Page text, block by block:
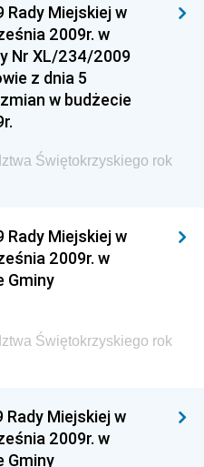
Przemysłu
Rolnictwa i
Cyfryzacji
Infrastruktury i
Gospodarki Morskiej i
Energii
Sprawiedliwości
Rozwoju i Finansów
Rady Miejskiej w
2009r. w
Nr XL/234/2009
z dnia 5
w budżecie
Świętokrzyskiego rok
Rady Miejskiej w
2009r. w
Gminy
Świętokrzyskiego rok
Rady Miejskiej w
2009r. w
Gminy